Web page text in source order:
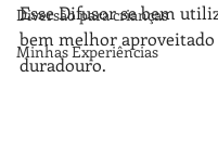
Diversão para crianças
Minhas Experiências
Esse Difusor se bem
bem melhor aproveitado
duradouro.